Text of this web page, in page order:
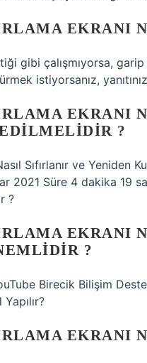
EKRANI
gibi çalışmıyorsa,
istiyorsanız,
EKRANI
?
Sıfırlanır ve Yeniden
2021 Süre 4 dakika 19
?
EKRANI
?
Birecik Bilişim
EKRANI